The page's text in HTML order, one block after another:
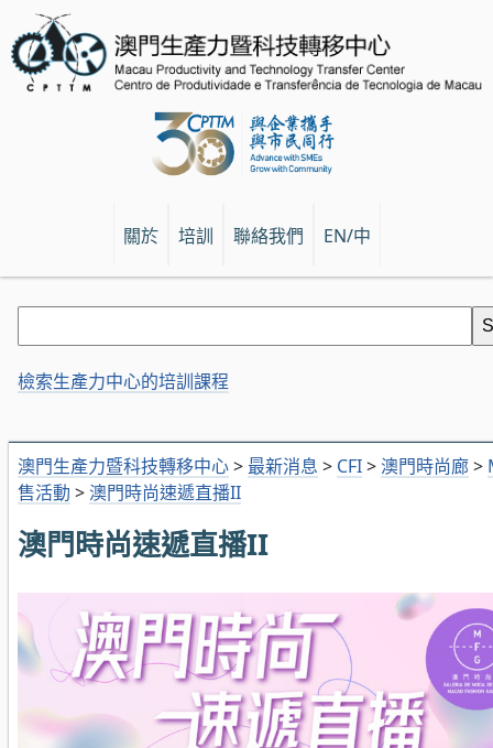
關於 培訓 聯絡我們 EN/中
澳門生產力暨科技轉移中心> 最新消息 > CFI> 澳門時尚廊>
售活動 > 澳門時尚速遞直播II
澳門時尚速遞直播II
檢索生產力中心的培訓課程